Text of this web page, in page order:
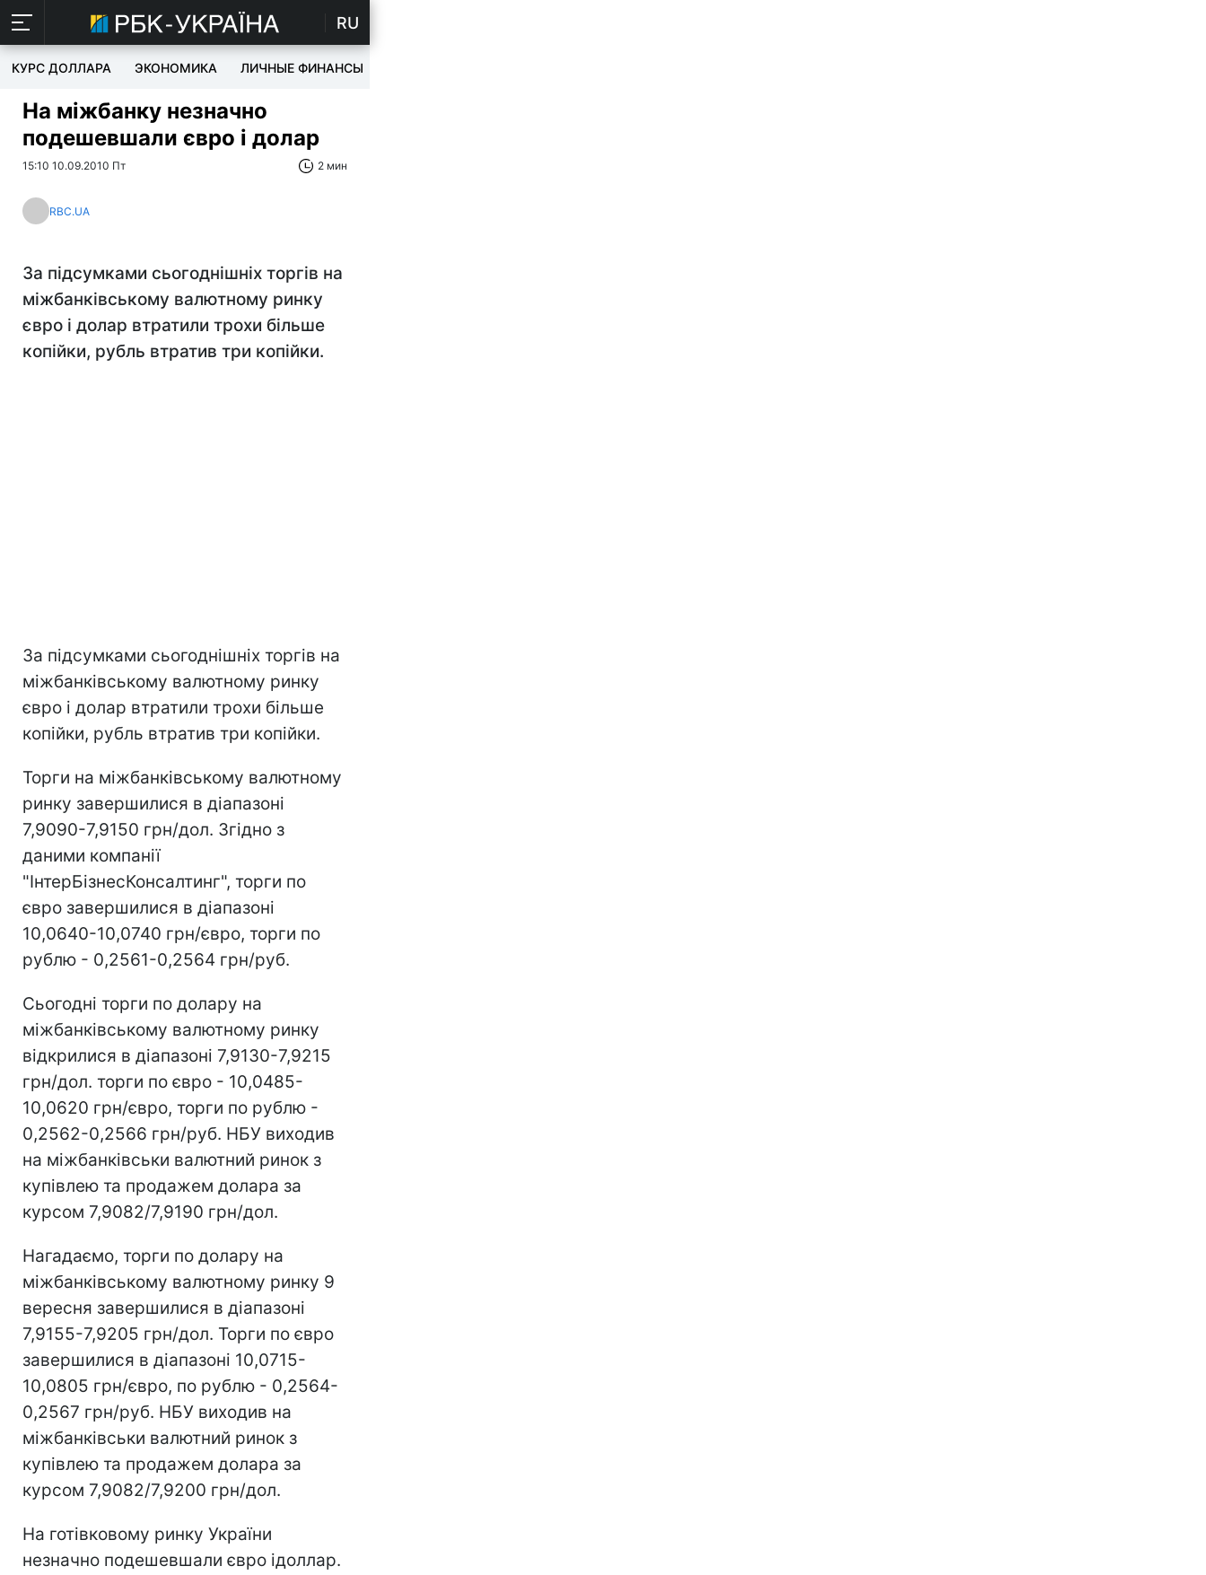
RU
КУРС ДОЛЛАРА ЭКОНОМИКА ЛИЧНЫЕ ФИНАНСЫ
На міжбанку незначно
подешевшали євро і долар
15:10 10.09.2010 Пт 2 мин
RBC.UA
За підсумками сьогоднішніх торгів на
міжбанківському валютному ринку
євро і долар втратили трохи більше
копійки, рубль втратив три копійки.
За підсумками сьогоднішніх торгів на
міжбанківському валютному ринку
євро і долар втратили трохи більше
копійки, рубль втратив три копійки.
Торги на міжбанківському валютному
ринку завершилися в діапазоні
7,9090-7,9150 грн/дол. Згідно з
даними компанії
"ІнтерБізнесКонсалтинг", торги по
євро завершилися в діапазоні
10,0640-10,0740 грн/євро, торги по
рублю - 0,2561-0,2564 грн/руб.
Сьогодні торги по долару на
міжбанківському валютному ринку
відкрилися в діапазоні 7,9130-7,9215
грн/дол. торги по євро - 10,0485-
10,0620 грн/євро, торги по рублю -
0,2562-0,2566 грн/руб. НБУ виходив
на міжбанківськи валютний ринок з
купівлею та продажем долара за
курсом 7,9082/7,9190 грн/дол.
Нагадаємо, торги по долару на
міжбанківському валютному ринку 9
вересня завершилися в діапазоні
7,9155-7,9205 грн/дол. Торги по євро
завершилися в діапазоні 10,0715-
10,0805 грн/євро, по рублю - 0,2564-
0,2567 грн/руб. НБУ виходив на
міжбанківськи валютний ринок з
купівлею та продажем долара за
курсом 7,9082/7,9200 грн/дол.
На готівковому ринку України
незначно подешевшали євро ідоллар.